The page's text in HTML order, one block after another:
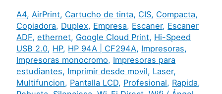
A4, AirPrint, Cartucho de tinta, CIS, Compacta,
Copiadora, Duplex, Empresa, Escaner, Escaner
ADF,ethernet, Google Cloud Print, Hi-Speed
USB 2.0, HP, HP 94A | CF294A, Impresoras,
Impresoras monocromo, Impresoras para
estudiantes, Imprimir desde movil, Laser,
Multifuncion, Pantalla LCD, Profesional, Rapida,